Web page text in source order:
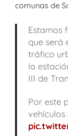
comunas de
Estamos
que será
tráfico
la
III de
Por este
vehículos